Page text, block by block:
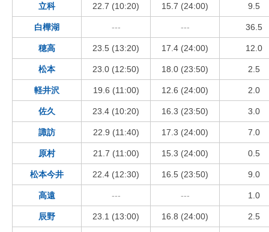
立科 22.7 (10:20) 15.7 (24:00) 9.5
白樺湖 --- --- 36.5
穂高 23.5 (13:20) 17.4 (24:00) 12.0
松本 23.0 (12:50) 18.0 (23:50) 2.5
軽井沢 19.6 (11:00) 12.6 (24:00) 2.0
佐久 23.4 (10:20) 16.3 (23:50) 3.0
諏訪 22.9 (11:40) 17.3 (24:00) 7.0
原村 21.7 (11:00) 15.3 (24:00) 0.5
松本今井 22.4 (12:30) 16.5 (23:50) 9.0
高遠 --- --- 1.0
辰野 23.1 (13:00) 16.8 (24:00) 2.5